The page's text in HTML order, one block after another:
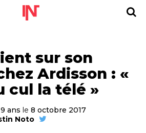
sur son
Ardisson : «
cul la télé »
ans le 8 octobre 2017
Noto